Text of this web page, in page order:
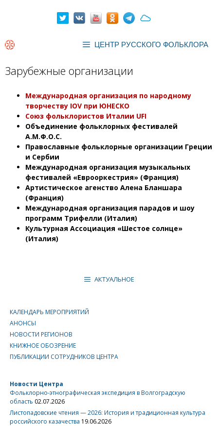
ЦЕНТР РУССКОГО ФОЛЬКЛОРА
Зарубежные организации
Международная организация по народному
творчеству IOV при ЮНЕСКО
Союз фольклористов Италии UFI
Объединение фольклорных фестивалей
А.М.Ф.О.С.
Православные фольклорные организации Греции
и Сербии
Международная организация музыкальных
фестивалей «Еврооркестрия» (Франция)
Артистическое агенство Алена Бланшара
(Франция)
Международная организация парадов и шоу
программ Трифелли (Италия)
Культурная Ассоциация «Шестое солнце»
(Италия)
АКТУАЛЬНОЕ
КАЛЕНДАРЬ МЕРОПРИЯТИЙ
АНОНСЫ
НОВОСТИ РЕГИОНОВ
КНИЖНОЕ ОБОЗРЕНИЕ
ПУБЛИКАЦИИ СОТРУДНИКОВ ЦЕНТРА
Новости Центра
Фольклорно-этнографическая экспедиция в Волгоградскую
область 02.07.2026
Листопадовские чтения — 2026: История и традиционная культура
российского казачества 19.06.2026